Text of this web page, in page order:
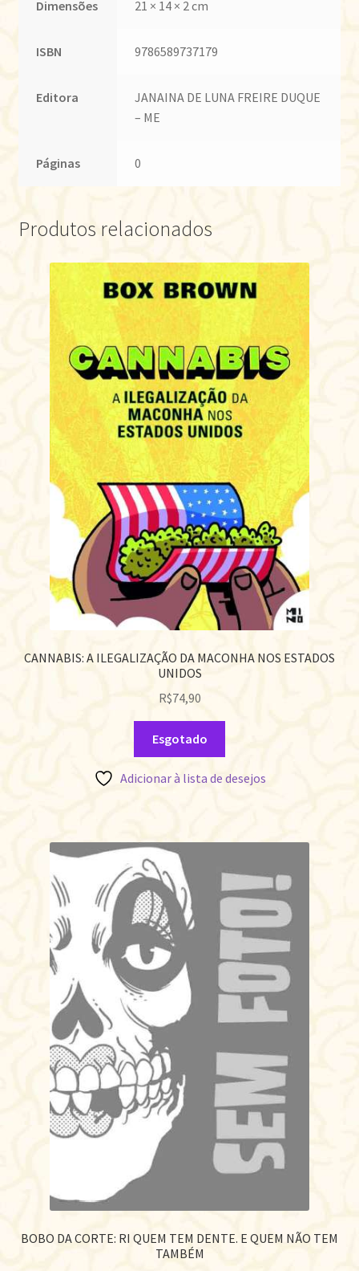
Dimensões 21 × 14 × 2 cm
ISBN 9786589737179
Editora
JANAINA DE LUNA FREIRE DUQUE
– ME
Páginas 0
Produtos relacionados
CANNABIS: A ILEGALIZAÇÃO DA MACONHA NOS ESTADOS
UNIDOS
R$74,90
Esgotado
Adicionar à lista de desejos
BOBO DA CORTE: RI QUEM TEM DENTE. E QUEM NÃO TEM
TAMBÉM